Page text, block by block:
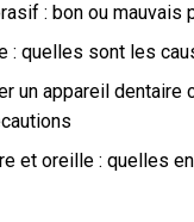
: bon ou mauvais
: quelles sont les
un appareil dentaire
et oreille : quelles